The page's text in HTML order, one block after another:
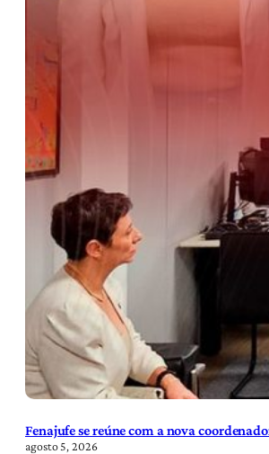
Fenajufe se reúne com a nova
agosto 5, 2026